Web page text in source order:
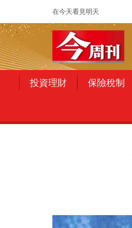
在今天看見明天
投資理財 保險稅制